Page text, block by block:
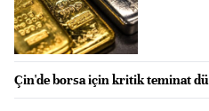
Çin'de borsa için kritik teminat